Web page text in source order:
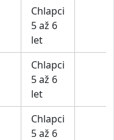
Chlapci
5 až 6
let
Chlapci
5 až 6
let
Chlapci
5 až 6